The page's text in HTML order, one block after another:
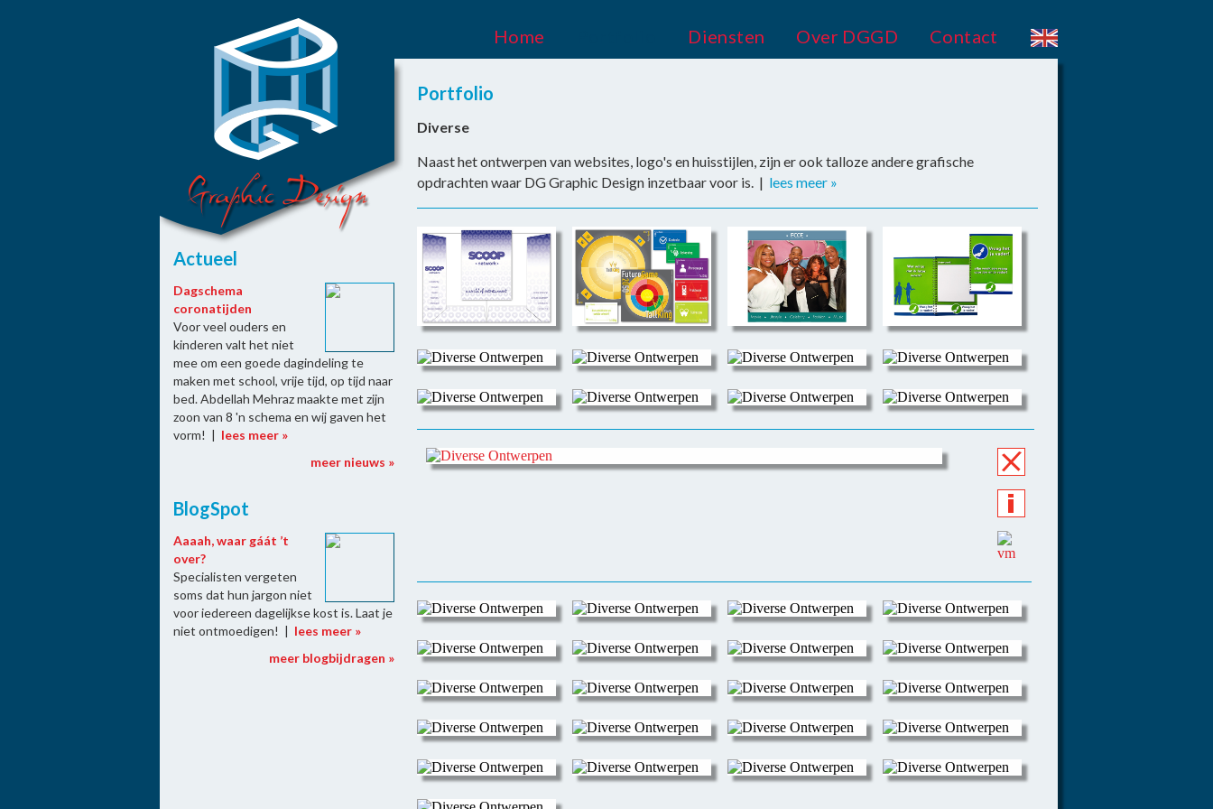
Home Diensten Over DGGD Contact
Portfolio
Diverse
Naast het ontwerpen van websites, logo's en huisstijlen, zijn er ook talloze andere grafische
opdrachten waar DG Graphic Design inzetbaar voor is. | lees meer »
Actueel
Dagschema
coronatijden
Voor veel ouders en
kinderen valt het niet
mee om een goede dagindeling te
maken met school, vrije tijd, op tijd naar
bed. Abdellah Mehraz maakte met zijn
zoon van 8 'n schema en wij gaven het
vorm! | lees meer »
meer nieuws »
BlogSpot
Aaaah, waar gáát ’t
over?
Specialisten vergeten
soms dat hun jargon niet
voor iedereen dagelijkse kost is. Laat je
niet ontmoedigen! | lees meer »
meer blogbijdragen »